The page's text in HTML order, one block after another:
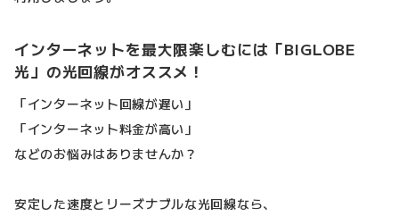
インターネットを最大限楽しむには「BIGLOBE
光」の光回線がオススメ！
「インターネット回線が遅い」
「インターネット料金が高い」
などのお悩みはありませんか？
安定した速度とリーズナブルな光回線なら、